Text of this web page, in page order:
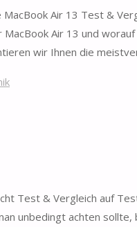
Air 13 Test &
Air 13 und
wir Ihnen die
Test & Vergleich auf
unbedingt achten